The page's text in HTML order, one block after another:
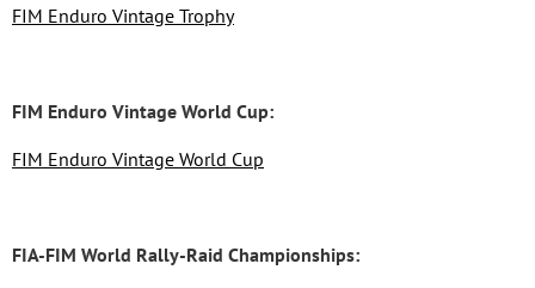
FIM Enduro Vintage Trophy
FIM Enduro Vintage World Cup:
FIM Enduro Vintage World Cup
FIA-FIM World Rally-Raid Championships: